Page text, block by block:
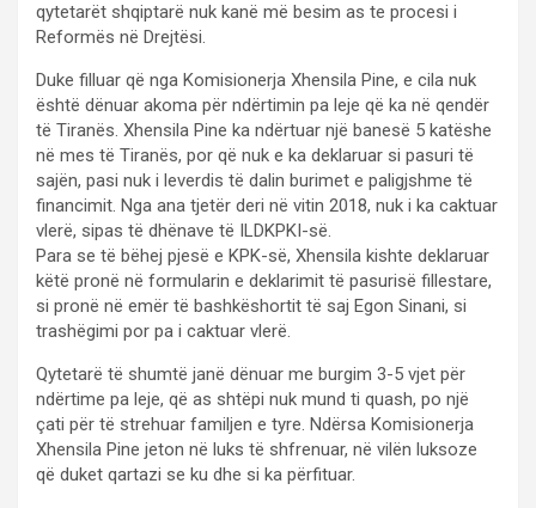
qytetarët shqiptarë nuk kanë më besim as te procesi i
Reformës në Drejtësi.
Duke filluar që nga Komisionerja Xhensila Pine, e cila nuk
është dënuar akoma për ndërtimin pa leje që ka në qendër
të Tiranës. Xhensila Pine ka ndërtuar një banesë 5 katëshe
në mes të Tiranës, por që nuk e ka deklaruar si pasuri të
sajën, pasi nuk i leverdis të dalin burimet e paligjshme të
financimit. Nga ana tjetër deri në vitin 2018, nuk i ka caktuar
vlerë, sipas të dhënave të ILDKPKI-së.
Para se të bëhej pjesë e KPK-së, Xhensila kishte deklaruar
këtë pronë në formularin e deklarimit të pasurisë fillestare,
si pronë në emër të bashkëshortit të saj Egon Sinani, si
trashëgimi por pa i caktuar vlerë.
Qytetarë të shumtë janë dënuar me burgim 3-5 vjet për
ndërtime pa leje, që as shtëpi nuk mund ti quash, po një
çati për të strehuar familjen e tyre. Ndërsa Komisionerja
Xhensila Pine jeton në luks të shfrenuar, në vilën luksoze
që duket qartazi se ku dhe si ka përfituar.